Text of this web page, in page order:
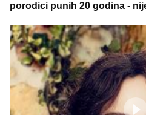
porodici punih 20 godina -